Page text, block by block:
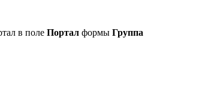
в поле Портал формы Группа